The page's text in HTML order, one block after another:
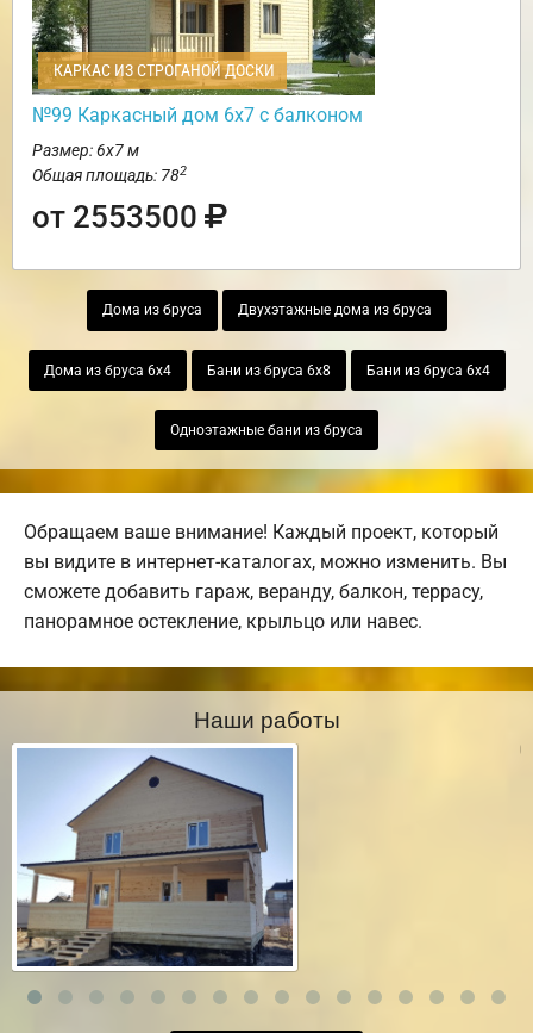
КАРКАС ИЗ СТРОГАНОЙ ДОСКИ
№99 Каркасный дом 6х7 с балконом
Размер: 6х7 м
Общая площадь: 782
от 2553500
Дома из бруса Двухэтажные дома из бруса
Дома из бруса 6х4 Бани из бруса 6х8 Бани из бруса 6х4
Одноэтажные бани из бруса
Обращаем ваше внимание! Каждый проект, который
вы видите в интернет-каталогах, можно изменить. Вы
сможете добавить гараж, веранду, балкон, террасу,
панорамное остекление, крыльцо или навес.
Наши работы